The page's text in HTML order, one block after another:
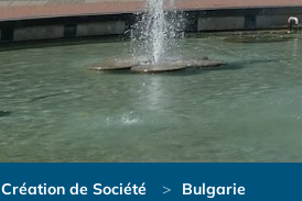
Création de Société Bulgarie